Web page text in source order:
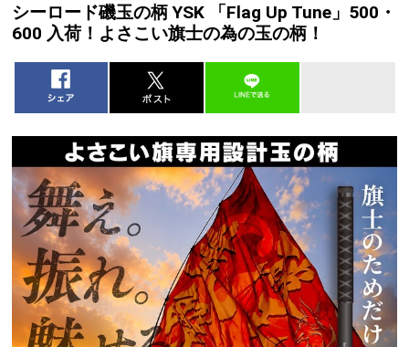
シーロード磯玉の柄 YSK 「Flag Up Tune」500・
600 入荷！よさこい旗士の為の玉の柄！